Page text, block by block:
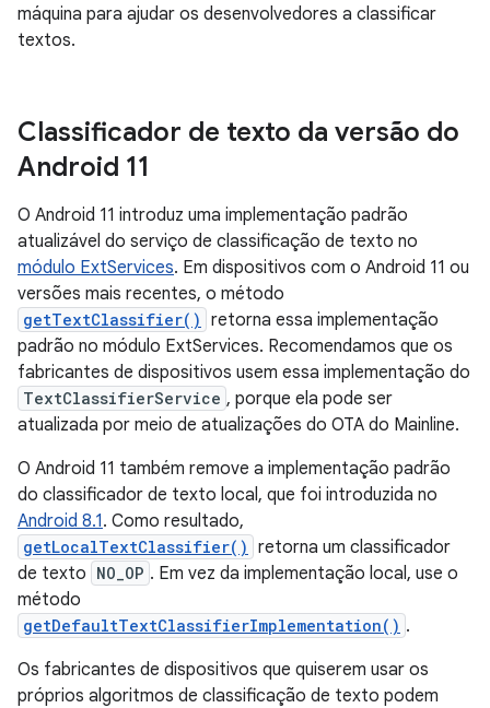
máquina para ajudar os desenvolvedores a classificar
textos.
Classificador de texto da versão do
Android 11
O Android 11 introduz uma implementação padrão
atualizável do serviço de classificação de texto no
módulo ExtServices. Em dispositivos com o Android 11 ou
versões mais recentes, o método
getTextClassifier() retorna essa implementação
padrão no módulo ExtServices. Recomendamos que os
fabricantes de dispositivos usem essa implementação do
TextClassifierService , porque ela pode ser
atualizada por meio de atualizações do OTA do Mainline.
O Android 11 também remove a implementação padrão
do classificador de texto local, que foi introduzida no
Android 8.1. Como resultado,
getLocalTextClassifier() retorna um classificador
de texto NO_OP . Em vez da implementação local, use o
método
getDefaultTextClassifierImplementation() .
Os fabricantes de dispositivos que quiserem usar os
próprios algoritmos de classificação de texto podem